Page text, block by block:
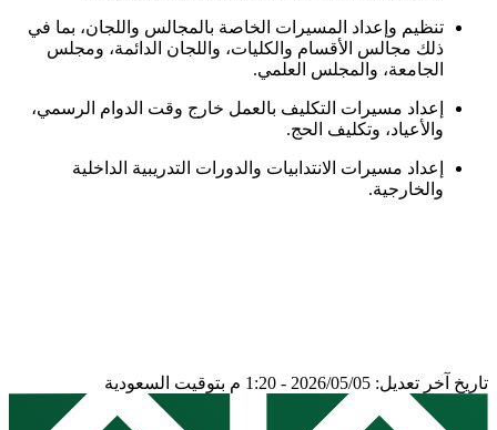
تنظيم وإعداد المسيرات الخاصة بالمجالس واللجان، بما في
ذلك مجالس الأقسام والكليات، واللجان الدائمة، ومجلس
الجامعة، والمجلس العلمي.
إعداد مسيرات التكليف بالعمل خارج وقت الدوام الرسمي،
والأعياد، وتكليف الحج.
إعداد مسيرات الانتدابيات والدورات التدريبية الداخلية
والخارجية.
تاريخ آخر تعديل: 2026/05/05 - 1:20 م بتوقيت السعودية